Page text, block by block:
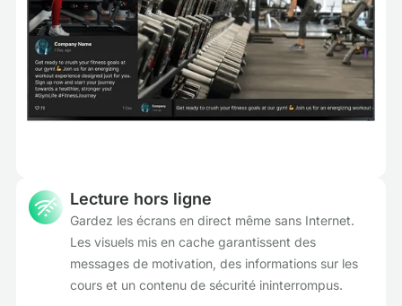
Lecture hors ligne
Gardez les écrans en direct même sans Internet.
Les visuels mis en cache garantissent des
messages de motivation, des informations sur les
cours et un contenu de sécurité ininterrompus.